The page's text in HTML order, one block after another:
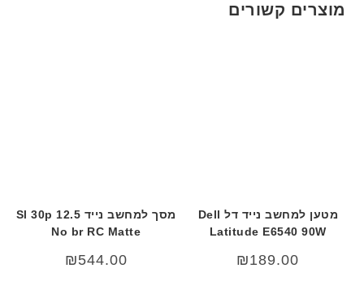
מוצרים קשורים
מטען למחשב נייד דל Dell
Latitude E6540 90W
₪189.00
מסך למחשב נייד 12.5 Sl 30p
No br RC Matte
₪544.00